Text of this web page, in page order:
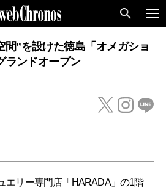
間”を設けた徳島「オメガショ
ランドオープン
エリー専門店「HARADA」の1階